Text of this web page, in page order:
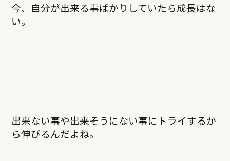
今、自分が出来る事ばかりしていたら成長はな
い。
出来ない事や出来そうにない事にトライするか
ら伸びるんだよね。